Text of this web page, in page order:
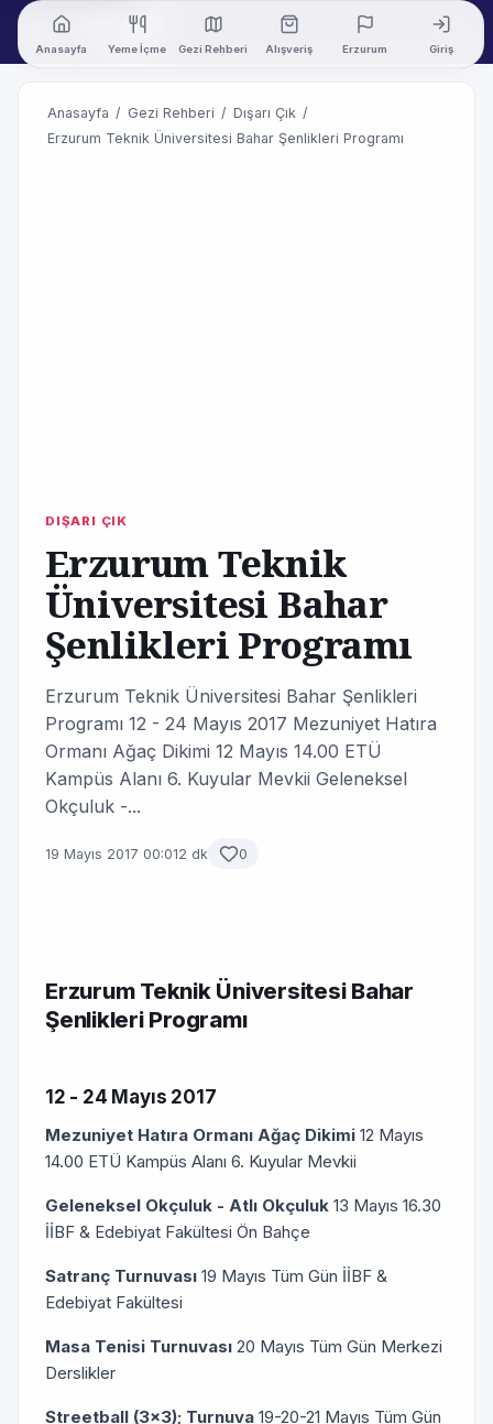
Anasayfa Yeme İçme Gezi Rehberi Alışveriş Erzurum Giriş
Anasayfa / Gezi Rehberi / Dışarı Çık /
Erzurum Teknik Üniversitesi Bahar Şenlikleri Programı
DIŞARI ÇIK
Erzurum Teknik
Üniversitesi Bahar
Şenlikleri Programı
Erzurum Teknik Üniversitesi Bahar Şenlikleri
Programı 12 - 24 Mayıs 2017 Mezuniyet Hatıra
Ormanı Ağaç Dikimi 12 Mayıs 14.00 ETÜ
Kampüs Alanı 6. Kuyular Mevkii Geleneksel
Okçuluk -...
19 Mayıs 2017 00:012 dk 0
Erzurum Teknik Üniversitesi Bahar
Şenlikleri Programı
12 - 24 Mayıs 2017
Mezuniyet Hatıra Ormanı Ağaç Dikimi 12 Mayıs
14.00 ETÜ Kampüs Alanı 6. Kuyular Mevkii
Geleneksel Okçuluk - Atlı Okçuluk 13 Mayıs 16.30
İİBF & Edebiyat Fakültesi Ön Bahçe
Satranç Turnuvası 19 Mayıs Tüm Gün İİBF &
Edebiyat Fakültesi
Masa Tenisi Turnuvası 20 Mayıs Tüm Gün Merkezi
Derslikler
Streetball (3x3); Turnuva 19-20-21 Mayıs Tüm Gün